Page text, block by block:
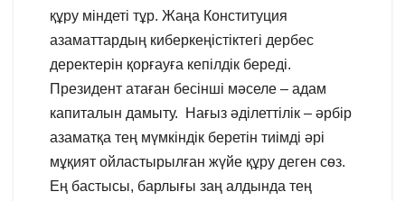
құру міндеті тұр. Жаңа Конституция
азаматтардың киберкеңістіктегі дербес
деректерін қорғауға кепілдік береді.
Президент атаған бесінші мәселе – адам
капиталын дамыту. Нағыз әділеттілік – әрбір
азаматқа тең мүмкіндік беретін тиімді әрі
мұқият ойластырылған жүйе құру деген сөз.
Ең бастысы, барлығы заң алдында тең